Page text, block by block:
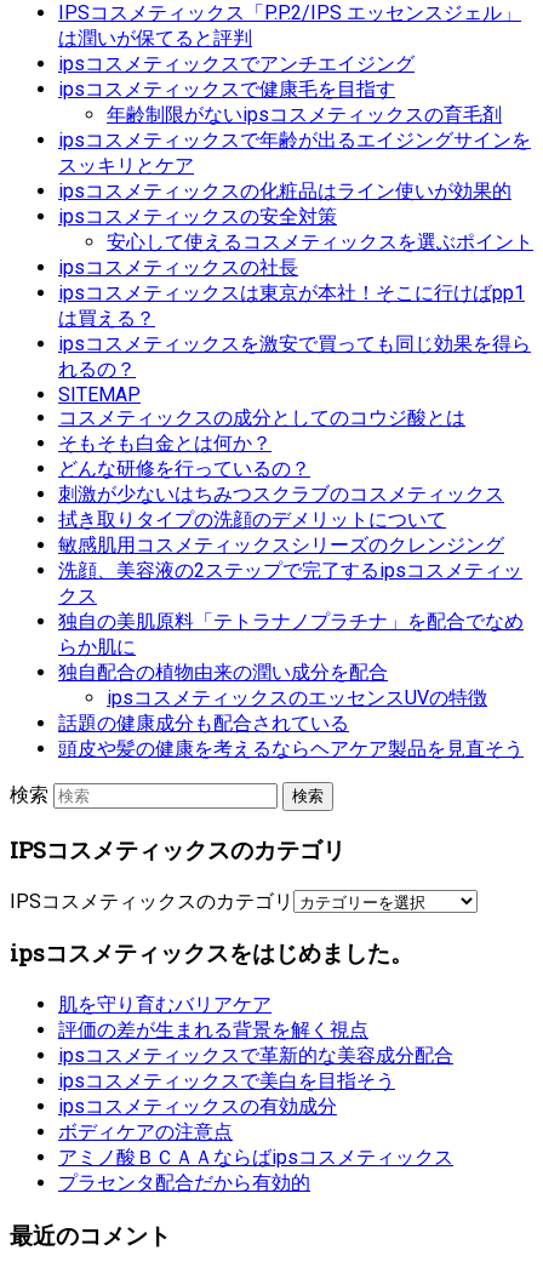
IPSコスメティックス「P.P.2/IPS エッセンスジェル」
は潤いが保てると評判
ipsコスメティックスでアンチエイジング
ipsコスメティックスで健康毛を目指す
年齢制限がないipsコスメティックスの育毛剤
ipsコスメティックスで年齢が出るエイジングサインを
スッキリとケア
ipsコスメティックスの化粧品はライン使いが効果的
ipsコスメティックスの安全対策
安心して使えるコスメティックスを選ぶポイント
ipsコスメティックスの社長
ipsコスメティックスは東京が本社！そこに行けばpp1
は買える？
ipsコスメティックスを激安で買っても同じ効果を得ら
れるの？
SITEMAP
コスメティックスの成分としてのコウジ酸とは
そもそも白金とは何か？
どんな研修を行っているの？
刺激が少ないはちみつスクラブのコスメティックス
拭き取りタイプの洗顔のデメリットについて
敏感肌用コスメティックスシリーズのクレンジング
洗顔、美容液の2ステップで完了するipsコスメティッ
クス
独自の美肌原料「テトラナノプラチナ」を配合でなめ
らか肌に
独自配合の植物由来の潤い成分を配合
ipsコスメティックスのエッセンスUVの特徴
話題の健康成分も配合されている
頭皮や髪の健康を考えるならヘアケア製品を見直そう
検索
IPSコスメティックスのカテゴリ
IPSコスメティックスのカテゴリ
ipsコスメティックスをはじめました。
肌を守り育むバリアケア
評価の差が生まれる背景を解く視点
ipsコスメティックスで革新的な美容成分配合
ipsコスメティックスで美白を目指そう
ipsコスメティックスの有効成分
ボディケアの注意点
アミノ酸ＢＣＡＡならばipsコスメティックス
プラセンタ配合だから有効的
最近のコメント